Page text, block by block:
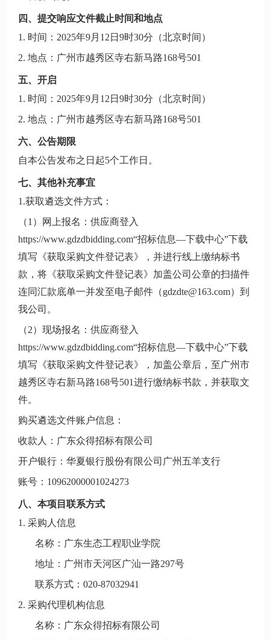
四、提交响应文件截止时间和地点
1. 时间：2025年9月12日9时30分（北京时间）
2. 地点：广州市越秀区寺右新马路168号501
五、开启
1. 时间：2025年9月12日9时30分（北京时间）
2. 地点：广州市越秀区寺右新马路168号501
六、公告期限
自本公告发布之日起5个工作日。
七、其他补充事宜
1.获取遴选文件方式：
（1）网上报名：供应商登入
https://www.gdzdbidding.com“招标信息—下载中心”下载
填写《获取采购文件登记表》，并进行线上缴纳标书
款，将《获取采购文件登记表》加盖公司公章的扫描件
连同汇款底单一并发至电子邮件（gdzdte@163.com）到
我公司。
（2）现场报名：供应商登入
https://www.gdzdbidding.com“招标信息—下载中心”下载
填写《获取采购文件登记表》，加盖公章后，至广州市
越秀区寺右新马路168号501进行缴纳标书款，并获取文
件。
购买遴选文件账户信息：
收款人：广东众得招标有限公司
开户银行：华夏银行股份有限公司广州五羊支行
账号：10962000001024273
八、本项目联系方式
1. 采购人信息
名称：广东生态工程职业学院
地址：广州市天河区广汕一路297号
联系方式：020-87032941
2. 采购代理机构信息
名称：广东众得招标有限公司